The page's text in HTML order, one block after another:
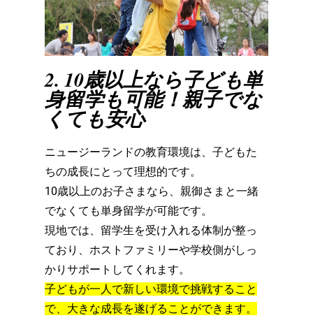
2. 10歳以上なら子ども単
身留学も可能！親子でな
くても安心
ニュージーランドの教育環境は、子どもた
ちの成長にとって理想的です。
10歳以上のお子さまなら、親御さまと一緒
でなくても単身留学が可能です。
現地では、 留学生を受け入れる体制が整っ
ており、ホストファミリーや学校側がしっ
かりサポートしてくれます。
子どもが一人で新しい環境で挑戦すること
で、 大きな成長を遂げることができます。